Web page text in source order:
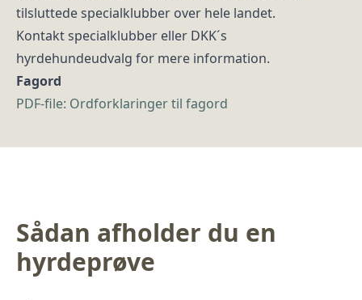
tilsluttede specialklubber over hele landet.
Kontakt specialklubber eller DKK´s
hyrdehundeudvalg for mere information.
Fagord
PDF-file: Ordforklaringer til fagord
Sådan afholder du en
hyrdeprøve